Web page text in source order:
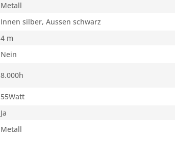
Metall
Innen silber, Aussen schwarz
4 m
Nein
8.000h
55Watt
Ja
Metall